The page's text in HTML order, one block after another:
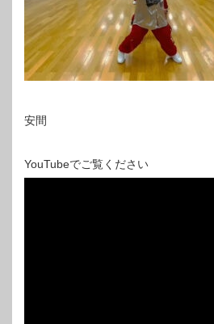
安間
YouTubeでご覧ください